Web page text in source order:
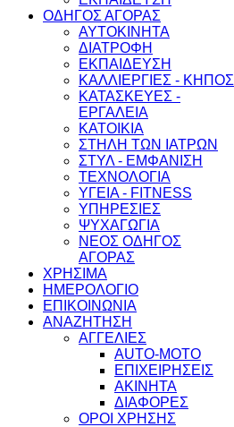
ΟΔΗΓΟΣ ΑΓΟΡΑΣ
ΑΥΤΟΚΙΝΗΤΑ
ΔΙΑΤΡΟΦΗ
ΕΚΠΑΙΔΕΥΣΗ
ΚΑΛΛΙΕΡΓΙΕΣ - ΚΗΠΟΣ
ΚΑΤΑΣΚΕΥΕΣ -
ΕΡΓΑΛΕΙΑ
ΚΑΤΟΙΚΙΑ
ΣΤΗΛΗ ΤΩΝ ΙΑΤΡΩΝ
ΣΤΥΛ - ΕΜΦΑΝΙΣΗ
ΤΕΧΝΟΛΟΓΙΑ
ΥΓΕΙΑ - FITNESS
ΥΠΗΡΕΣΙΕΣ
ΨΥΧΑΓΩΓΙΑ
ΝΕΟΣ ΟΔΗΓΟΣ
ΑΓΟΡΑΣ
ΧΡΗΣΙΜΑ
ΗΜΕΡΟΛΟΓΙΟ
ΕΠΙΚΟΙΝΩΝΙΑ
ΑΝΑΖΗΤΗΣΗ
ΑΓΓΕΛΙΕΣ
AUTO-MOTO
ΕΠΙΧΕΙΡΗΣΕΙΣ
ΑΚΙΝΗΤΑ
ΔΙΑΦΟΡΕΣ
ΟΡΟΙ ΧΡΗΣΗΣ